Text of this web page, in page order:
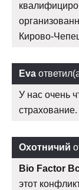
Кирово-
Eva
У нас очень
страхование.
Охотничий
Bio Factor
этот